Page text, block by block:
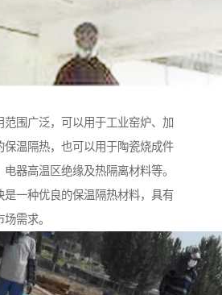
围广泛，可以用于工业窑炉、加
保温隔热，也可以用于陶瓷烧成件
器高温区绝缘及热隔离材料等。
是一种优良的保温隔热材料，具有
需求。